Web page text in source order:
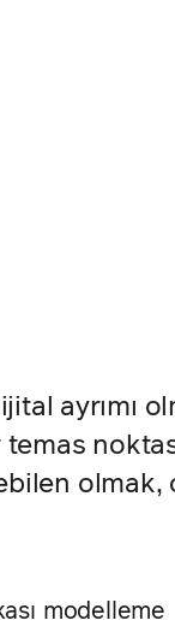
ayrımı
olmak,
modelleme